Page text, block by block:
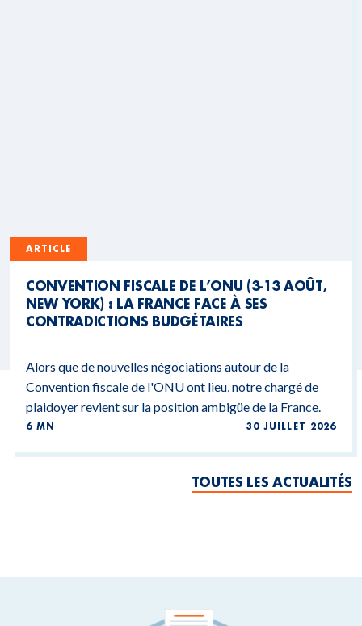
ARTICLE
CONVENTION FISCALE DE L’ONU (3-13 AOÛT,
NEW YORK) : LA FRANCE FACE À SES
CONTRADICTIONS BUDGÉTAIRES
Alors que de nouvelles négociations autour de la
Convention fiscale de l'ONU ont lieu, notre chargé de
plaidoyer revient sur la position ambigüe de la France.
6 MN 30 JUILLET 2026
TOUTES LES ACTUALITÉS